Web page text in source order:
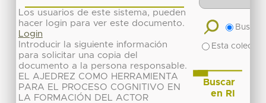
Los usuarios de este sistema, pueden
hacer login para ver este documento.
Login
Introducir la siguiente información
para solicitar una copia del
documento a la persona responsable.
EL AJEDREZ COMO HERRAMIENTA
PARA EL PROCESO COGNITIVO EN
LA FORMACIÓN DEL ACTOR
Buscar
Esta
Buscar
en RI